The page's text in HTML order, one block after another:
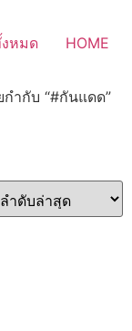
หมด HOME
ำกับ “#กันแดด”